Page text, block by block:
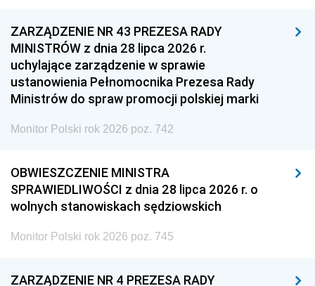
ZARZĄDZENIE NR 43 PREZESA RADY
MINISTRÓW z dnia 28 lipca 2026 r.
uchylające zarządzenie w sprawie
ustanowienia Pełnomocnika Prezesa Rady
Ministrów do spraw promocji polskiej marki
Monitor Polski rok 2026 poz. 742
OBWIESZCZENIE MINISTRA
SPRAWIEDLIWOŚCI z dnia 28 lipca 2026 r. o
wolnych stanowiskach sędziowskich
Monitor Polski rok 2026 poz. 745
ZARZĄDZENIE NR 4 PREZESA RADY